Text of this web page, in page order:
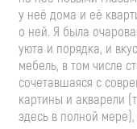
у неё дома и её
о ней. Я была
уюта и порядка, и
мебель, в том числе
сочетавшаяся с
картины и акварели
здесь в полной